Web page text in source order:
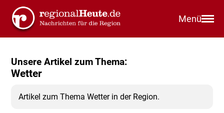
Menü
Unsere Artikel zum Thema:
Wetter
Artikel zum Thema Wetter in der Region.